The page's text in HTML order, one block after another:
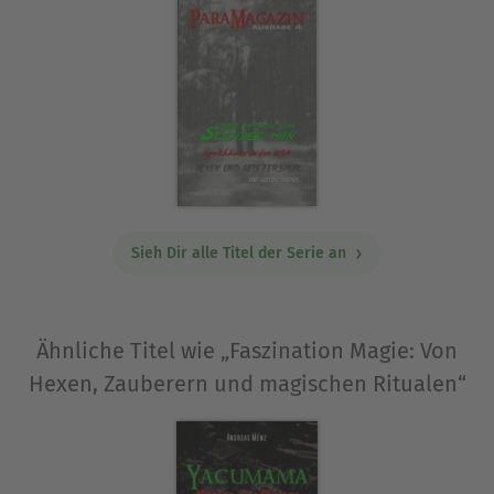
Zahlreiche Veröffentlichungen in Anthologien und
Zeitschriften im In- und Ausland mit dem
extraterrestrischer Zivilisationen, mögliche
Eingriffe fremder Intelligenzen in die
menschliche Evolution und die Expansion der
menschlichen Zivilisation in den Kosmos. Mehrere
Buchveröffentlichungen zu diesen Themen,
(2006), Epoche der Götter (2007), Vermächtnisse
Päläo-SETI-Fachmagazins "OMICRON" und seit
2006 Herausgeber und Chefredakteur des
interdisziplinären Special-Interest-Magazins
"Q`PHAZE - Realität anders!
Ausblenden
Sieh Dir alle Titel der Serie an
Ähnliche Titel wie „Faszination Magie: Von
Hexen, Zauberern und magischen Ritualen“